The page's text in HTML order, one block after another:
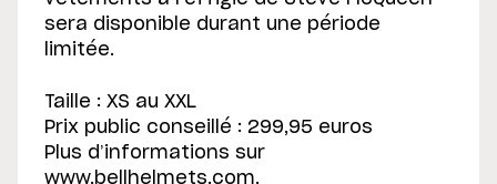
sera disponible durant une période
limitée.
Taille : XS au XXL
Prix public conseillé : 299,95 euros
Plus d’informations sur
www.bellhelmets.com.